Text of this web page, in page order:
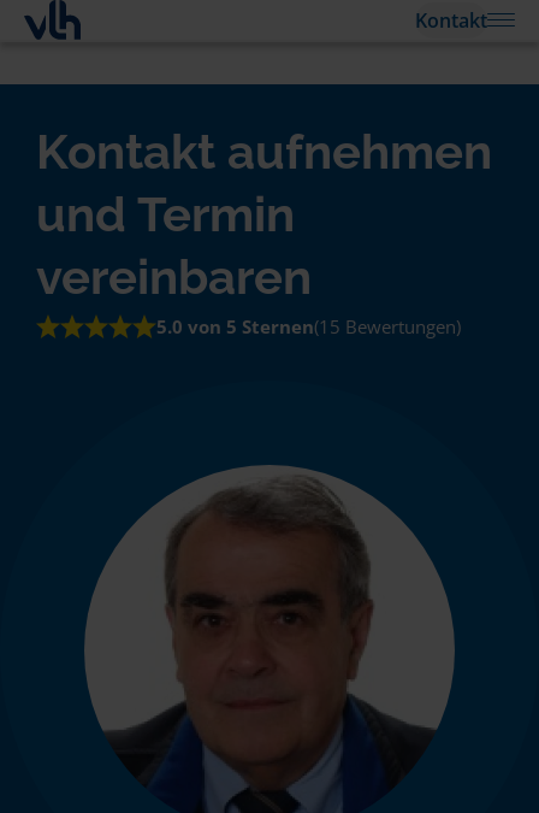
Kontakt
Kontakt aufnehmen
und Termin
vereinbaren
5.0 von 5 Sternen(15 Bewertungen)